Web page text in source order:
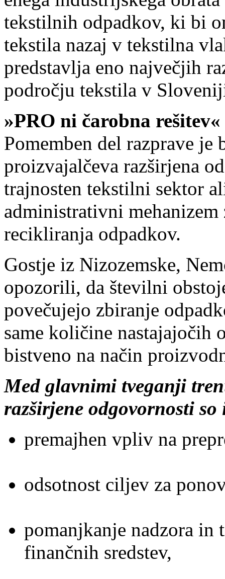
tekstilnih odpadkov, ki bi
tekstila nazaj v tekstilna
predstavlja eno največjih
področju tekstila v
»PRO ni čarobna rešitev«
Pomemben del razprave
proizvajalčeva razširjena
trajnosten tekstilni sektor
administrativni
recikliranja odpadkov.
Gostje iz Nizozemske,
opozorili, da številni
povečujejo zbiranje
same količine nastajajočih
bistveno na način
Med glavnimi tveganji
razširjene odgovornosti
premajhen vpliv na
odsotnost ciljev za
pomanjkanje nadzora in
finančnih sredstev,